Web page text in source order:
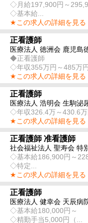
◇月給197,900円～
◇基本給...
★この求人の詳細を見る
正看護師
医療法人 徳洲会 鹿児島
◆正看護師
◇年収355万円～485万
★この求人の詳細を見る
正看護師
医療法人 浩明会 生駒泌
◇年収326.4万～430.6万
★この求人の詳細を見る
正看護師 准看護師
社会福祉法人 聖寿会 特
◇基本給186,900円～
◇特定...
★この求人の詳細を見る
正看護師
医療法人 健幸会 天辰病
◇基本給180,000円～
◇精勤手当5,000円（...